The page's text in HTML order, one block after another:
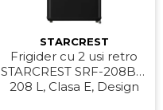
STARCREST
Frigider cu 2 usi retro
STARCREST SRF-208BK,
208 L, Clasa E, Design